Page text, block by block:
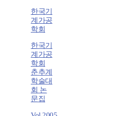
한국기
계가공
학회
한국기
계가공
학회
춘추계
학술대
회 논
문집